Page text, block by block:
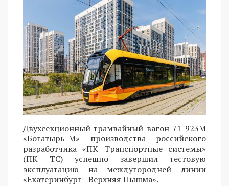
Двухсекционный трамвайный вагон 71-923М
«Богатырь-М» производства российского
разработчика «ПК Транспортные системы»
(ПК ТС) успешно завершил тестовую
эксплуатацию на междугородней линии
«Екатеринбург - Верхняя Пышма».